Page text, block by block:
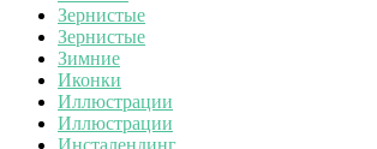
Зернистые
Зернистые
Зимние
Иконки
Иллюстрации
Иллюстрации
Инсталендинг